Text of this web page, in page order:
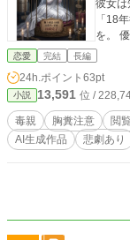
彼女は
「18
を。
めだけ
尽に散
上の
年をか
ない
この狂
す。
恋愛 完結 長編
24h.ポイント 63pt
小説 13,591 位 /
毒親 胸糞注意 閲
AI生成作品
悲劇あり